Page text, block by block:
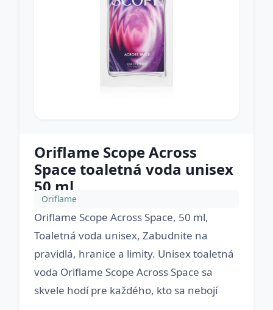
Oriflame Scope Across
Space toaletná voda unisex
50 ml
Oriflame
Oriflame Scope Across Space, 50 ml,
Toaletná voda unisex, Zabudnite na
pravidlá, hranice a limity. Unisex toaletná
voda Oriflame Scope Across Space sa
skvele hodí pre každého, kto sa nebojí